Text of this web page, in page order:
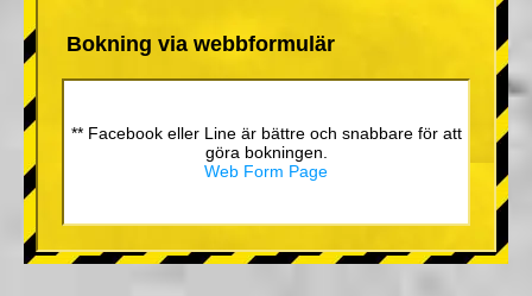
Bokning via webbformulär
** Facebook eller Line är bättre och snabbare för att
göra bokningen.
Web Form Page